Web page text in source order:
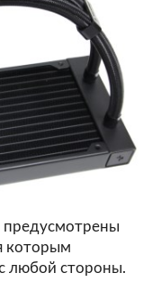
предусмотрены
которым
любой стороны.